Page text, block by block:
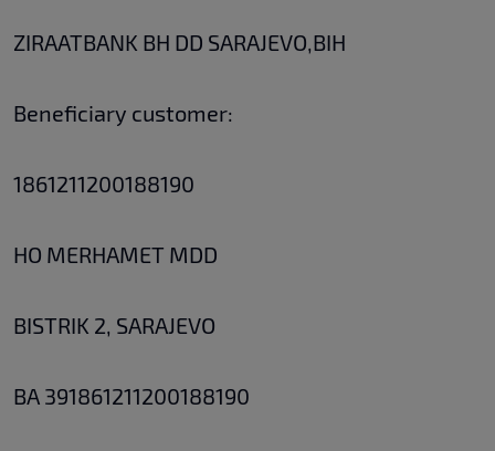
ZIRAATBANK BH DD SARAJEVO,BIH
Beneficiary customer:
1861211200188190
HO MERHAMET MDD
BISTRIK 2, SARAJEVO
BA 391861211200188190